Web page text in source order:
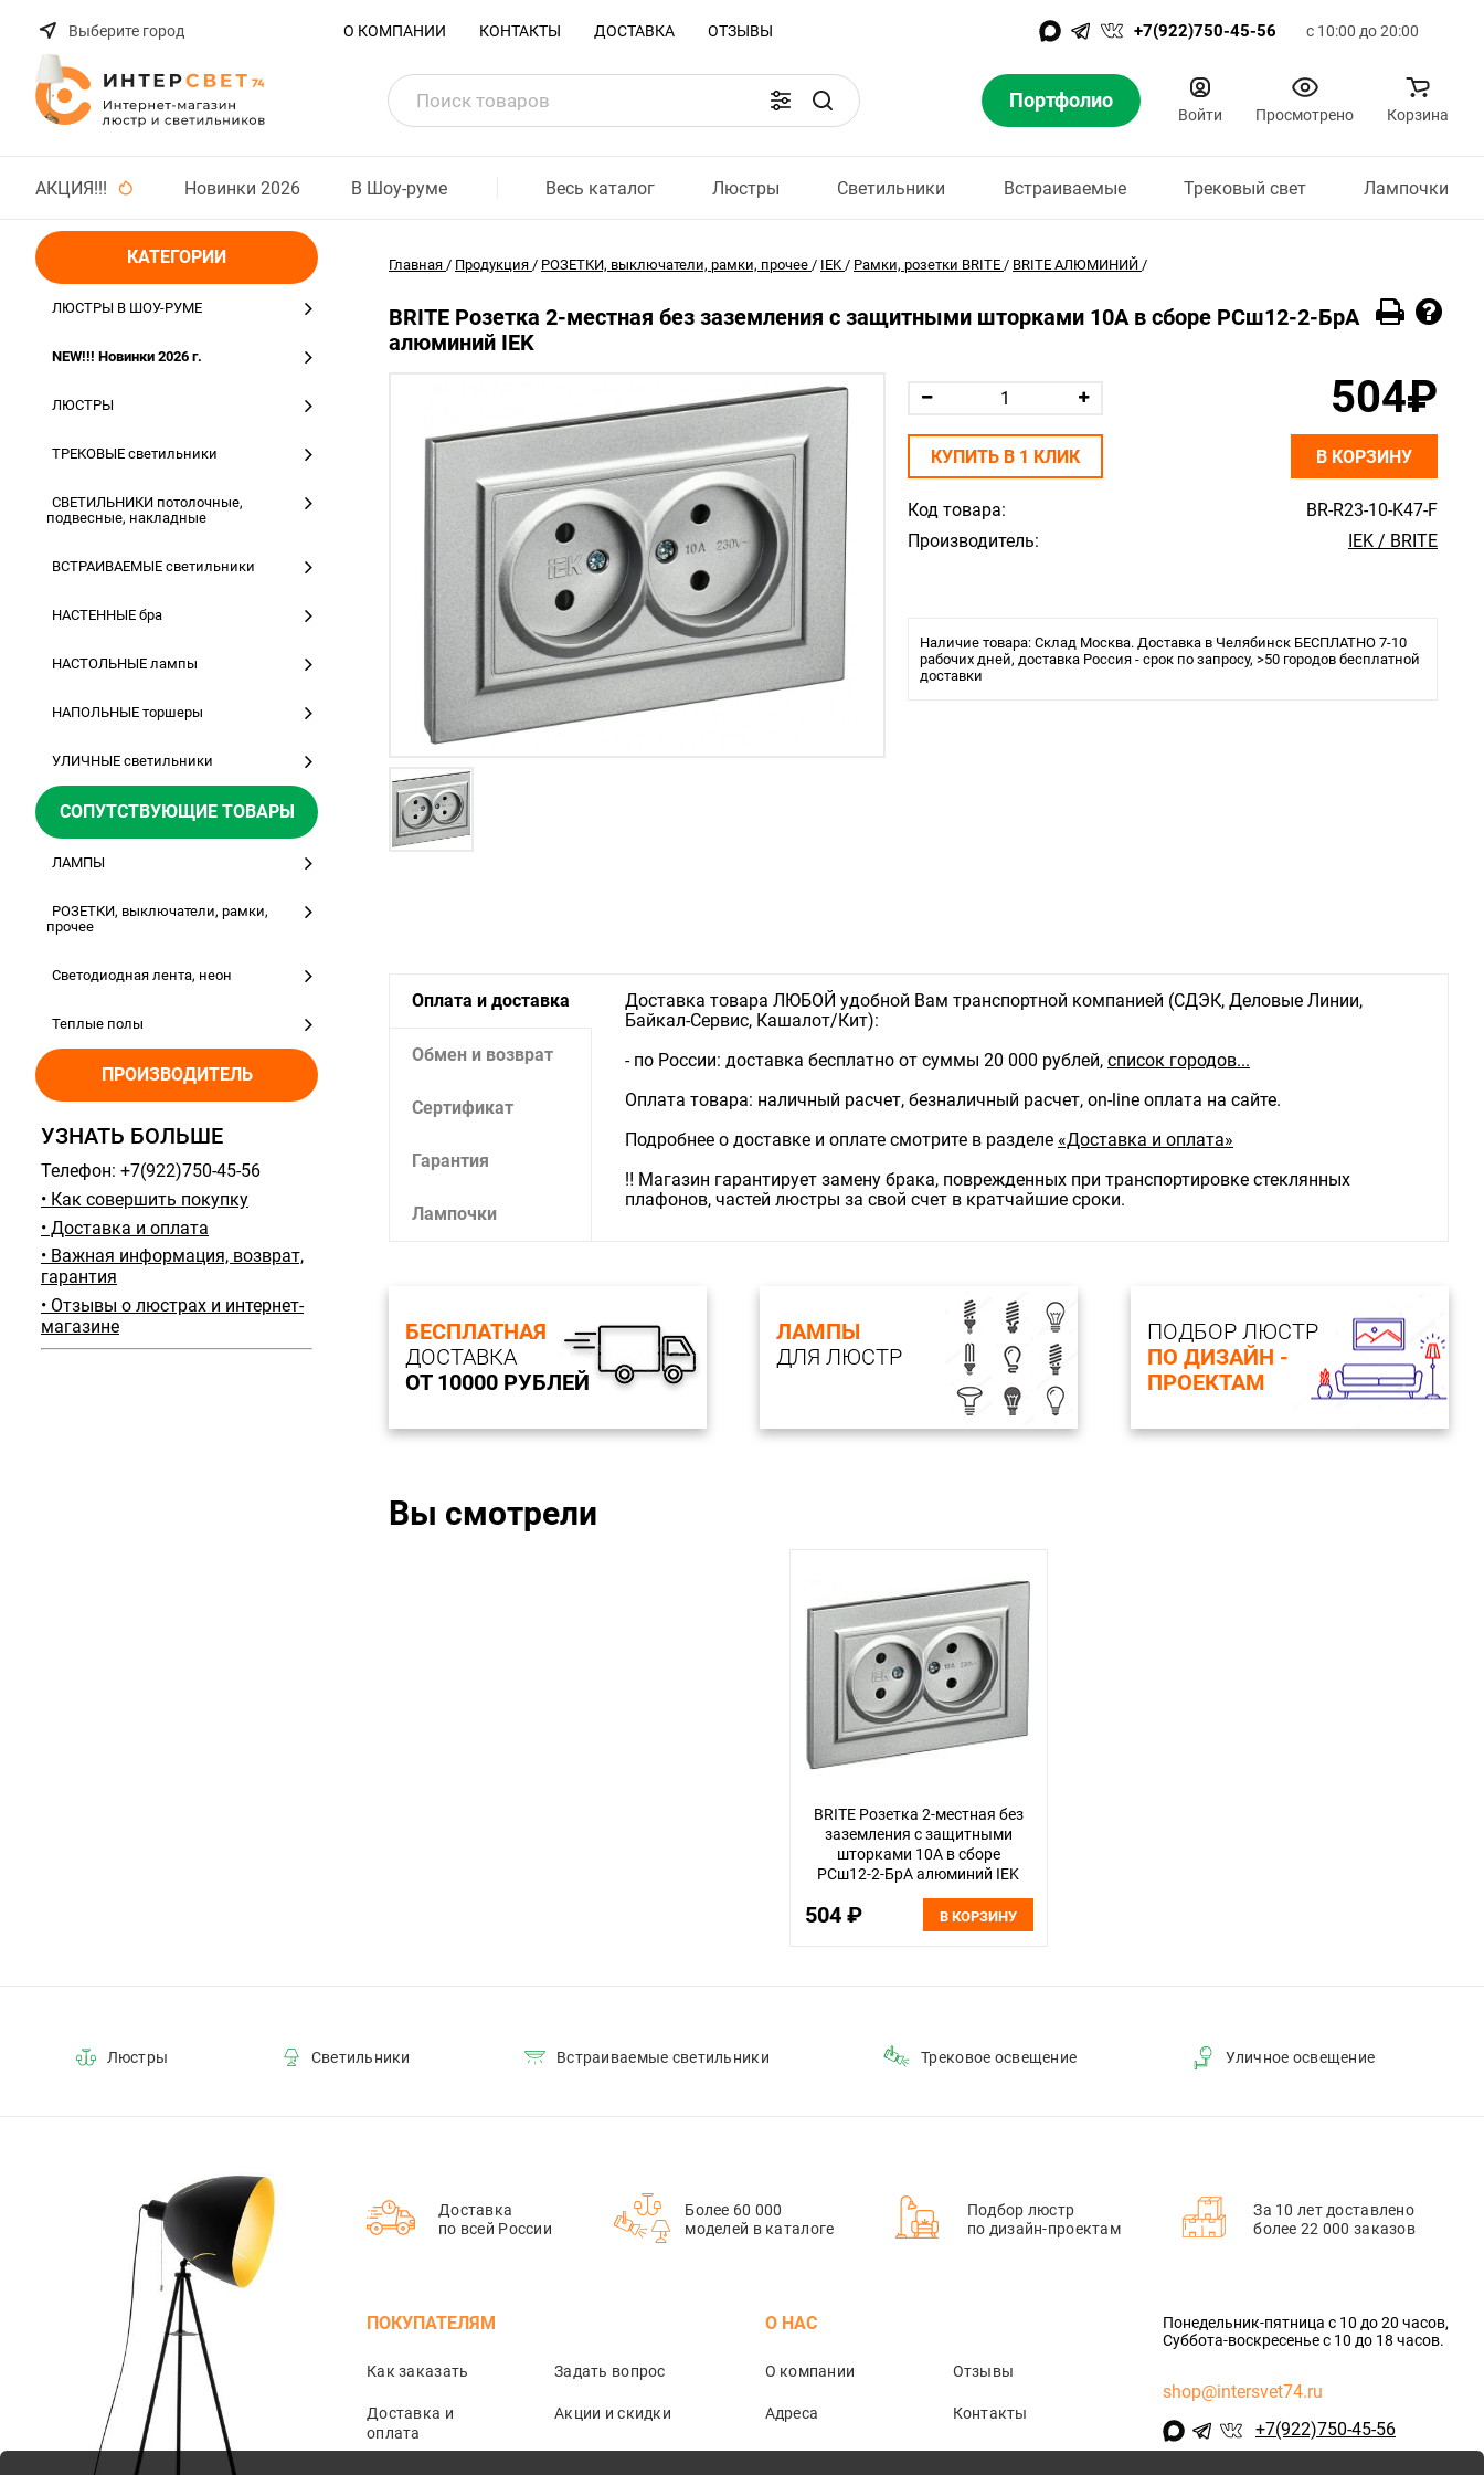
Выберите город О КОМПАНИИ КОНТАКТЫ ДОСТАВКА ОТЗЫВЫ +7(922)750-45-56 с 10:00 до 20:00
Портфолио
Войти Просмотрено Корзина
АКЦИЯ!!! Новинки 2026 В Шоу-руме Весь каталог Люстры Светильники Встраиваемые Трековый свет Лампочки
КАТЕГОРИИ
ЛЮСТРЫ В ШОУ-РУМЕ
NEW!!! Новинки 2026 г.
ЛЮСТРЫ
ТРЕКОВЫЕ светильники
СВЕТИЛЬНИКИ потолочные,
подвесные, накладные
ВСТРАИВАЕМЫЕ светильники
НАСТЕННЫЕ бра
НАСТОЛЬНЫЕ лампы
НАПОЛЬНЫЕ торшеры
УЛИЧНЫЕ светильники
СОПУТСТВУЮЩИЕ ТОВАРЫ
ЛАМПЫ
РОЗЕТКИ, выключатели, рамки,
прочее
Светодиодная лента, неон
Теплые полы
ПРОИЗВОДИТЕЛЬ
УЗНАТЬ БОЛЬШЕ
Телефон: +7(922)750-45-56
• Как совершить покупку
• Доставка и оплата
• Важная информация, возврат,
гарантия
• Отзывы о люстрах и интернет-
магазине
Главная / Продукция / РОЗЕТКИ, выключатели, рамки, прочее / IEK / Рамки, розетки BRITE / BRITE АЛЮМИНИЙ /
BRITE Розетка 2-местная без заземления с защитными шторками 10А в сборе РСш12-2-БрА
алюминий IEK
Код товара:
BR-R23-10-K47-F
Производитель:
IEK / BRITE
Наличие товара: Склад Москва. Доставка в Челябинск БЕСПЛАТНО 7-10
рабочих дней, доставка Россия - срок по запросу, >50 городов бесплатной
доставки
504₽
КУПИТЬ В 1 КЛИК В КОРЗИНУ
Оплата и доставка
Обмен и возврат
Сертификат
Гарантия
Лампочки
Доставка товара ЛЮБОЙ удобной Вам транспортной компанией (СДЭК, Деловые Линии,
Байкал-Сервис, Кашалот/Кит):
- по России: доставка бесплатно от суммы 20 000 рублей, список городов...
Оплата товара: наличный расчет, безналичный расчет, on-line оплата на сайте.
Подробнее о доставке и оплате смотрите в разделе «Доставка и оплата»
‼️ Магазин гарантирует замену брака, поврежденных при транспортировке стеклянных
плафонов, частей люстры за свой счет в кратчайшие сроки.
БЕСПЛАТНАЯ
ДОСТАВКА
ОТ 10000 РУБЛЕЙ
ЛАМПЫ
ДЛЯ ЛЮСТР
ПОДБОР ЛЮСТР
ПО ДИЗАЙН -
ПРОЕКТАМ
Вы смотрели
BRITE Розетка 2-местная без
заземления с защитными
шторками 10А в сборе
РСш12-2-БрА алюминий IEK
504 ₽ В КОРЗИНУ
Люстры Светильники Встраиваемые светильники Трековое освещение Уличное освещение
Доставка
по всей России
Более 60 000
моделей в каталоге
Подбор люстр
по дизайн-проектам
За 10 лет доставлено
более 22 000 заказов
ПОКУПАТЕЛЯМ
Как заказать Задать вопрос
Доставка и
оплата
Акции и скидки
О НАС
О компании Отзывы
Адреса Контакты
Понедельник-пятница с 10 до 20 часов,
Суббота-воскресенье с 10 до 18 часов.
shop@intersvet74.ru
+7(922)750-45-56